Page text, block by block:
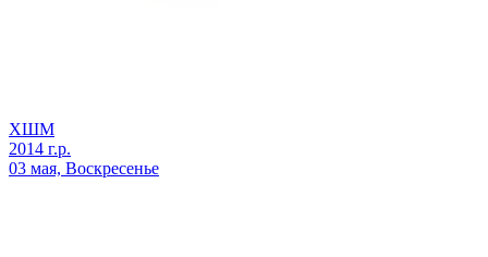
ХШМ
2014 г.р.
03 мая, Воскресенье